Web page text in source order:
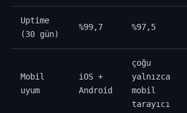
Uptime
(30 gün)
%99,7 %97,5
Mobil
uyum
iOS +
Android
çoğu
yalnızca
mobil
tarayıcı